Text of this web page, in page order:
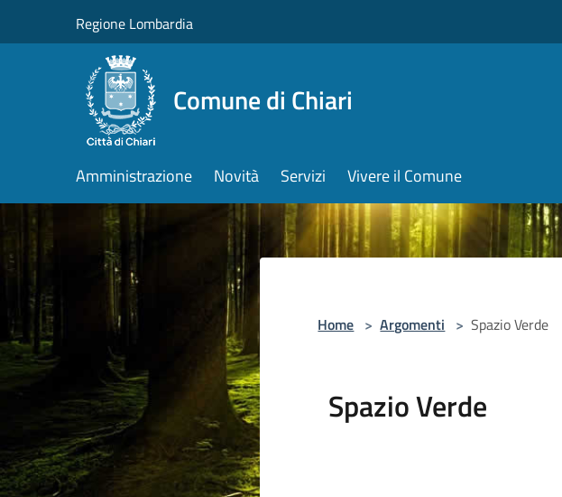
Regione Lombardia
Comune di Chiari
Amministrazione Novità Servizi Vivere il Comune
Home > Argomenti > Spazio Verde
Spazio Verde